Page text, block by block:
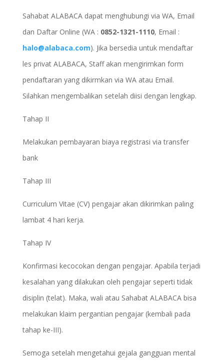
Sahabat ALABACA dapat menghubungi via WA, Email
dan Daftar Online (WA : 0852-1321-1110, Email :
halo@alabaca.com). Jika bersedia untuk mendaftar
les privat ALABACA, Staff akan mengirimkan form
pendaftaran yang dikirmkan via WA atau Email.
Silahkan mengembalikan setelah diisi dengan lengkap.
Tahap II
Melakukan pembayaran biaya registrasi via transfer
bank
Tahap III
Curriculum Vitae (CV) pengajar akan dikirimkan paling
lambat 4 hari kerja.
Tahap IV
Konfirmasi kecocokan dengan pengajar. Apabila terjadi
kesalahan yang dilakukan oleh pengajar seperti tidak
disiplin (telat). Maka, wali atau Sahabat ALABACA bisa
melakukan klaim pergantian pengajar (kembali pada
tahap ke-III).
Semoga setelah mengetahui gejala gangguan mental